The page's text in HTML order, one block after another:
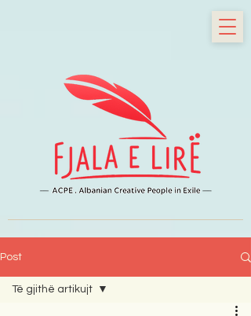
Post
Të gjithë artikujt